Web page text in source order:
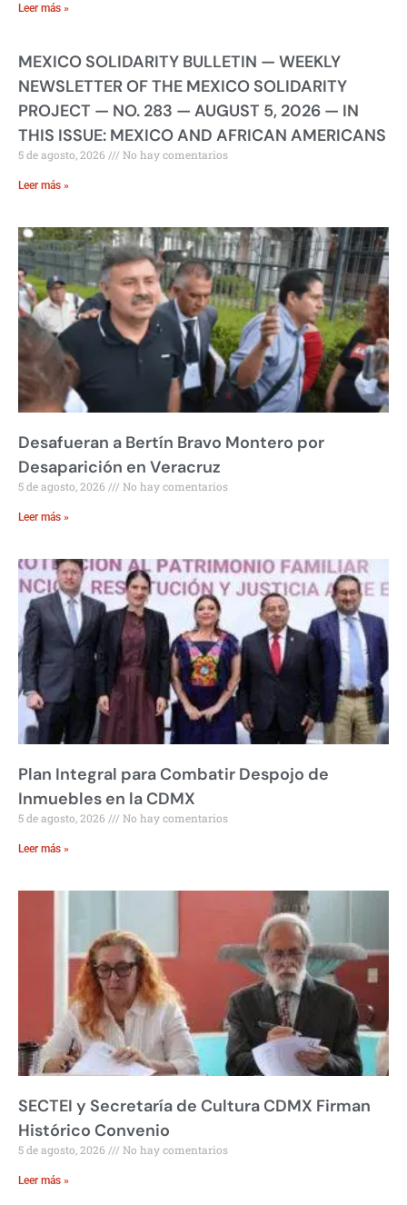
Leer más »
MEXICO SOLIDARITY BULLETIN — WEEKLY
NEWSLETTER OF THE MEXICO SOLIDARITY
PROJECT — NO. 283 — AUGUST 5, 2026 — IN
THIS ISSUE: MEXICO AND AFRICAN AMERICANS
5 de agosto, 2026 No hay comentarios
Leer más »
Desafueran a Bertín Bravo Montero por
Desaparición en Veracruz
5 de agosto, 2026 No hay comentarios
Leer más »
Plan Integral para Combatir Despojo de
Inmuebles en la CDMX
5 de agosto, 2026 No hay comentarios
Leer más »
SECTEI y Secretaría de Cultura CDMX Firman
Histórico Convenio
5 de agosto, 2026 No hay comentarios
Leer más »